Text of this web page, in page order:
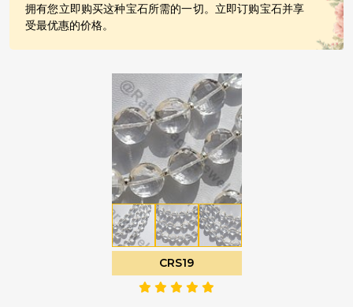
拥有您立即购买这种宝石所需的一切。立即订购宝石并享
受最优惠的价格。
CRS19